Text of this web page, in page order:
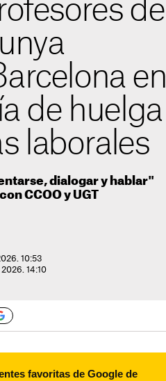
de
en
de huelga
laborales
dialogar y hablar"
CCOO y UGT
10:53
14:10
favoritas de Google de